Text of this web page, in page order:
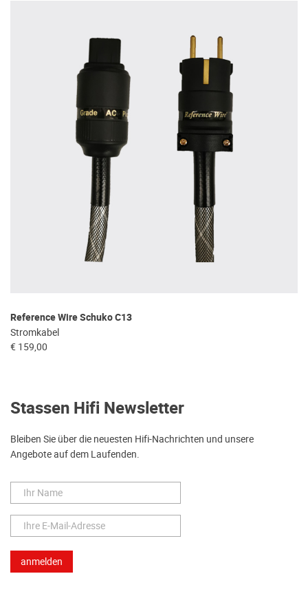
Reference Wire Schuko C13
Stromkabel
€ 159,00
Stassen Hifi Newsletter
Bleiben Sie über die neuesten Hifi-Nachrichten und unsere
Angebote auf dem Laufenden.